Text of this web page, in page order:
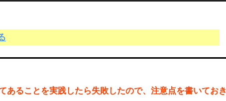
あることを実践したら失敗したので、注意点を書いておき